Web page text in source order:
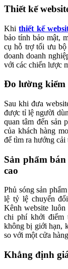
Thiết kế
Khithiết kế
bảo tính bảo mật,
cụ hỗ trợ tối ưu bộ
doanh doanh
với các chiến lược
Đo lường kiểm
Sau khi đưa
được tỉ lệ người
quan tâm đến sản
của khách hàng
để tìm ra hướng
Sản phẩm
cao
Phủ sóng sản
lệ tỷ lệ chuyển
Kênh website luôn
chi phí khởi điểm
không bị giới hạn,
so với một cửa
Khẳng định